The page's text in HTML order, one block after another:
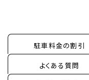
駐車料金の割引
よくある質問